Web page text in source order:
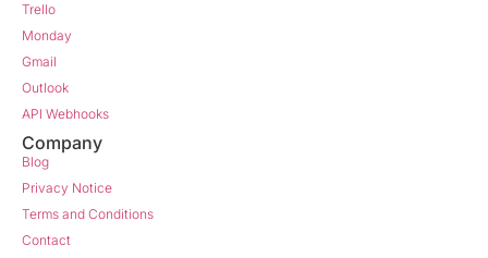
Trello
Monday
Gmail
Outlook
API Webhooks
Company
Blog
Privacy Notice
Terms and Conditions
Contact